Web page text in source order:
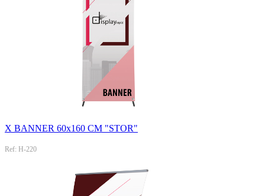
X BANNER 60x160 CM "STOR"
Ref: H-220